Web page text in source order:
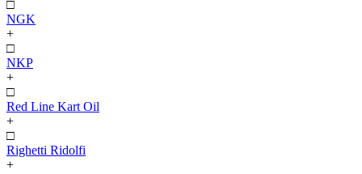
□
NGK
+
□
NKP
+
□
Red Line Kart Oil
+
□
Righetti Ridolfi
+